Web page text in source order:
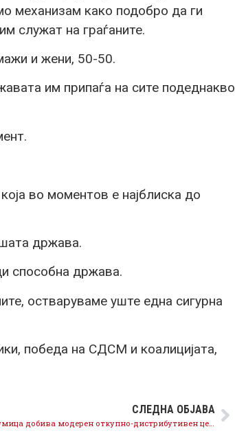
механизам како подобро да ги
служат на граѓаните.
и жени, 50-50.
им припаѓа на сите подеднакво
во моментов е најблиска до
држава.
способна држава.
остваруваме уште една сигурна
победа на СДСМ и коалицијата,
СЛЕДНА ОБЈАВА
Струмица добива модерен откупно-дистрибутивен центар за земјоделски производи во вредност од 6.2 милиони евра